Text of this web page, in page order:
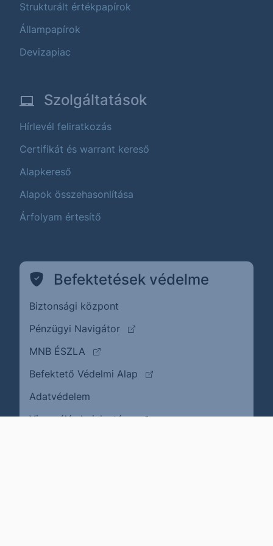
Strukturált értékpapírok
Állampapírok
Devizapiac
Szolgáltatások
Hírlevél feliratkozás
Certifikát és warrant kereső
Alapkereső
Alapok összehasonlítása
Árfolyam értesítő
Befektetések védelme
Biztonsági központ
Pénzügyi Navigátor
(külső oldalra ugrik)
MNB ÉSZLA
(külső oldalra ugrik)
Befektető Védelmi Alap
(külső oldalra ugrik)
Adatvédelem
Visszaélés bejelentése(külső oldalra ugrik)